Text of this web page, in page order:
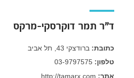
ד”ר תמר דוקרסקי-מרקס
כתובת: ברודצקי 43, תל אביב
טלפון: 03-9797575
אתר: http://tamarx.com